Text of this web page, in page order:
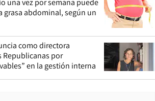
una vez por semana puede
grasa abdominal, según un
como directora
Republicanas por
en la gestión interna